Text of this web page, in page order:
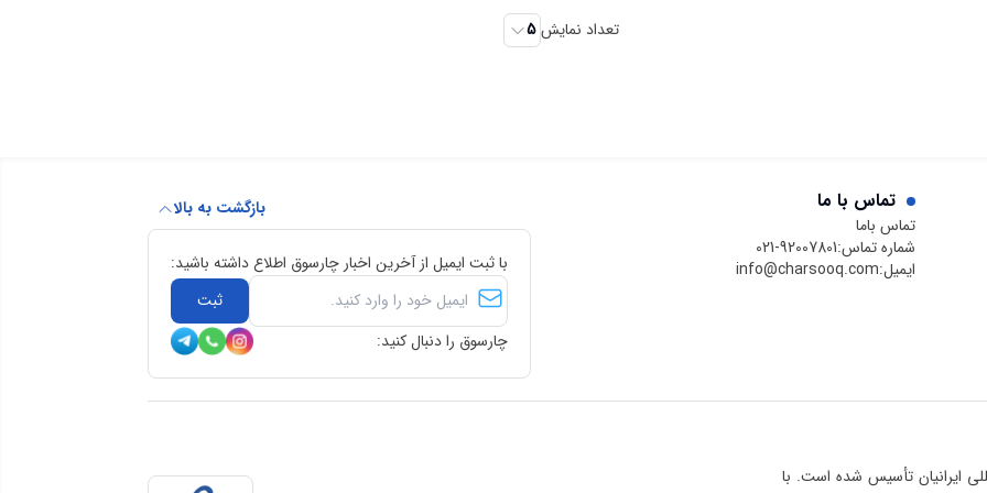
تعداد نمایش 5
تماس با ما
تماس باما
شماره تماس:021-92007801
ایمیل:info@charsooq.com
بازگشت به بالا
با ثبت ایمیل از آخرین اخبار چارسوق اطلاع داشته باشید:
ثبت
چارسوق را دنبال کنید:
بین‌المللی ایرانیان تأسیس شده است. با